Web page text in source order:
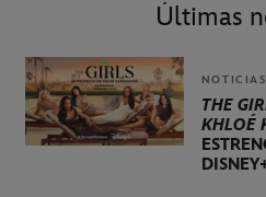
Últimas
NOTICIAS
THE
KHLOÉ